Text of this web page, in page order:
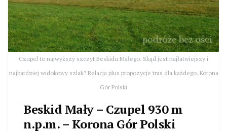
Czupel to najwyższy szczyt Beskidu Małego. Skąd jest najłatwiejszy i
najbardziej widokowy szlak? Relacja plus propozycje tras dla każdego. Korona
Gór Polski
Beskid Mały – Czupel 930 m
n.p.m. – Korona Gór Polski